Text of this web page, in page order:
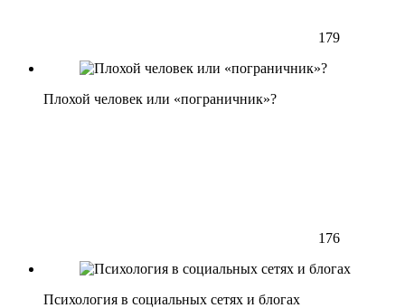
179
Плохой человек или «пограничник»?
176
Психология в социальных сетях и блогах